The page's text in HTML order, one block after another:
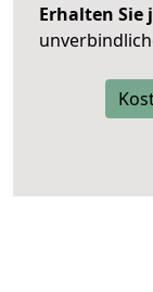
Erhalten Sie